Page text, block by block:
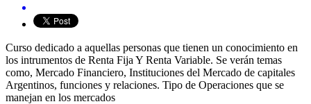
​ ​​Curso dedicado a aquellas personas que tienen un conocimiento en
los intrumentos de Renta Fija Y Renta Variable. Se verán temas
como, Mercado Financiero, Instituciones del ​Mercado de capitales
Argentinos, funciones y relaciones. Tipo de Operaciones que se
manejan en los mercados ​